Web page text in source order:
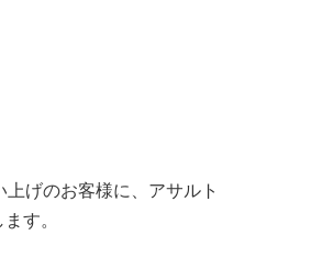
げのお客様に、アサルト
す。